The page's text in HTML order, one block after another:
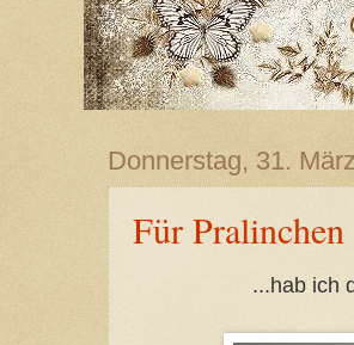
Donnerstag, 31.
Für Pralinchen
...hab ich